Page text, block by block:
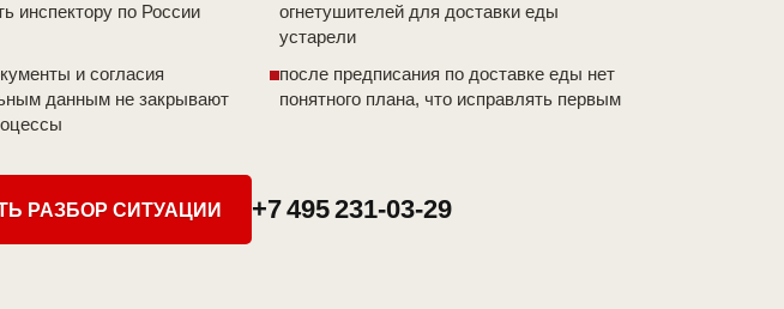
инспектору по России
огнетушителей для доставки еды
устарели
и согласия
данным не закрывают
после предписания по доставке еды нет
понятного плана, что исправлять первым
РАЗБОР СИТУАЦИИ +7 495 231-03-29